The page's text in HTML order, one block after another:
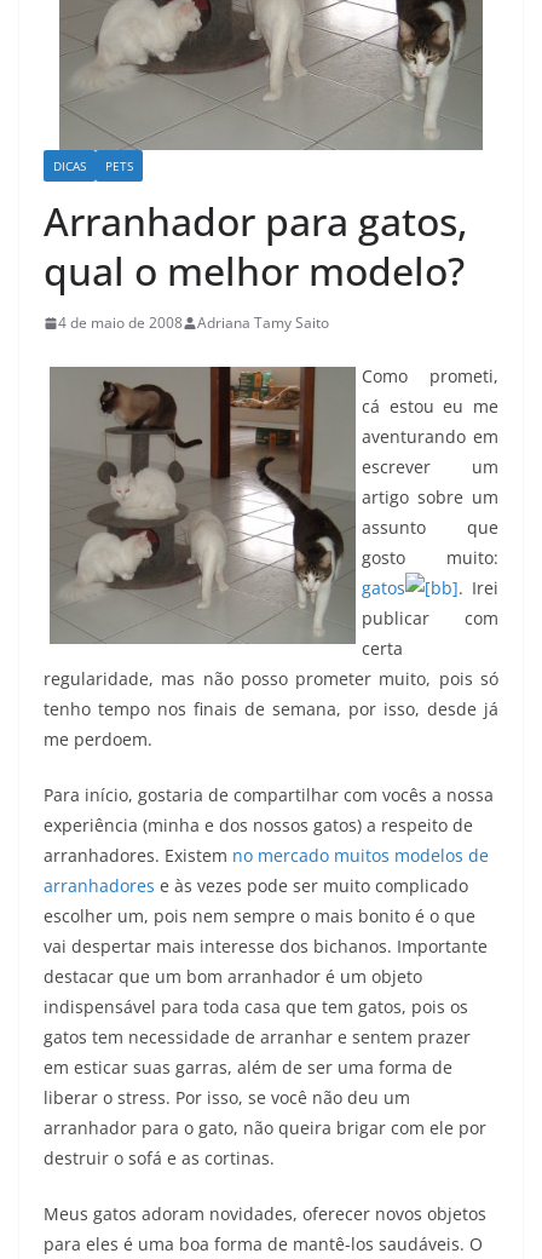
DICAS PETS
Arranhador para gatos,
qual o melhor modelo?
4 de maio de 2008 Adriana Tamy Saito
Como prometi,
cá estou eu me
aventurando em
escrever um
artigo sobre um
assunto que
gosto muito:
gatos
. Irei
publicar com
certa
regularidade, mas não posso prometer muito, pois só
tenho tempo nos finais de semana, por isso, desde já
me perdoem.
Para início, gostaria de compartilhar com vocês a nossa
experiência (minha e dos nossos gatos) a respeito de
arranhadores. Existem no mercado muitos modelos de
arranhadores e às vezes pode ser muito complicado
escolher um, pois nem sempre o mais bonito é o que
vai despertar mais interesse dos bichanos. Importante
destacar que um bom arranhador é um objeto
indispensável para toda casa que tem gatos, pois os
gatos tem necessidade de arranhar e sentem prazer
em esticar suas garras, além de ser uma forma de
liberar o stress. Por isso, se você não deu um
arranhador para o gato, não queira brigar com ele por
destruir o sofá e as cortinas.
Meus gatos adoram novidades, oferecer novos objetos
para eles é uma boa forma de mantê-los saudáveis. O